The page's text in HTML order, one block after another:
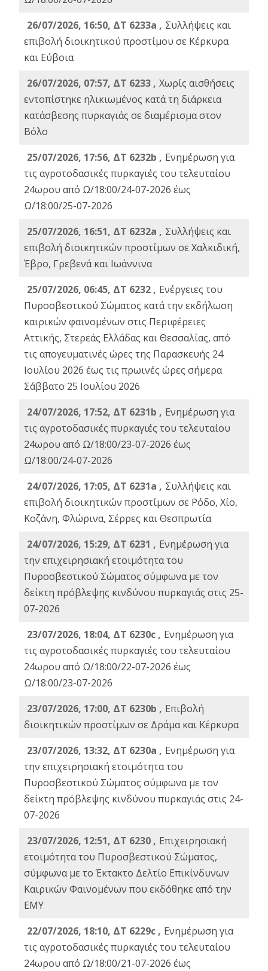
26/07/2026, 16:50, ΔΤ 6233a , Συλλήψεις και
επιβολή διοικητικού προστίμου σε Κέρκυρα
και Εύβοια
26/07/2026, 07:57, ΔΤ 6233 , Χωρίς αισθήσεις
εντοπίστηκε ηλικιωμένος κατά τη διάρκεια
κατάσβεσης πυρκαγιάς σε διαμέρισμα στον
Βόλο
25/07/2026, 17:56, ΔΤ 6232b , Ενημέρωση για
τις αγροτοδασικές πυρκαγιές του τελευταίου
24ωρου από Ω/18:00/24-07-2026 έως
Ω/18:00/25-07-2026
25/07/2026, 16:51, ΔΤ 6232a , Συλλήψεις και
επιβολή διοικητικών προστίμων σε Χαλκιδική,
Έβρο, Γρεβενά και Ιωάννινα
25/07/2026, 06:45, ΔΤ 6232 , Ενέργειες του
Πυροσβεστικού Σώματος κατά την εκδήλωση
καιρικών φαινομένων στις Περιφέρειες
Αττικής, Στερεάς Ελλάδας και Θεσσαλίας, από
τις απογευματινές ώρες της Παρασκευής 24
Ιουλίου 2026 έως τις πρωινές ώρες σήμερα
Σάββατο 25 Ιουλίου 2026
24/07/2026, 17:52, ΔΤ 6231b , Ενημέρωση για
τις αγροτοδασικές πυρκαγιές του τελευταίου
24ωρου από Ω/18:00/23-07-2026 έως
Ω/18:00/24-07-2026
24/07/2026, 17:05, ΔΤ 6231a , Συλλήψεις και
επιβολή διοικητικών προστίμων σε Ρόδο, Χίο,
Κοζάνη, Φλώρινα, Σέρρες και Θεσπρωτία
24/07/2026, 15:29, ΔΤ 6231 , Ενημέρωση για
την επιχειρησιακή ετοιμότητα του
Πυροσβεστικού Σώματος σύμφωνα με τον
δείκτη πρόβλεψης κινδύνου πυρκαγιάς στις 25-
07-2026
23/07/2026, 18:04, ΔΤ 6230c , Ενημέρωση για
τις αγροτοδασικές πυρκαγιές του τελευταίου
24ωρου από Ω/18:00/22-07-2026 έως
Ω/18:00/23-07-2026
23/07/2026, 17:00, ΔΤ 6230b , Επιβολή
διοικητικών προστίμων σε Δράμα και Κέρκυρα
23/07/2026, 13:32, ΔΤ 6230a , Ενημέρωση για
την επιχειρησιακή ετοιμότητα του
Πυροσβεστικού Σώματος σύμφωνα με τον
δείκτη πρόβλεψης κινδύνου πυρκαγιάς στις 24-
07-2026
23/07/2026, 12:51, ΔΤ 6230 , Επιχειρησιακή
ετοιμότητα του Πυροσβεστικού Σώματος,
σύμφωνα με το Έκτακτο Δελτίο Επικίνδυνων
Καιρικών Φαινομένων που εκδόθηκε από την
ΕΜΥ
22/07/2026, 18:10, ΔΤ 6229c , Ενημέρωση για
τις αγροτοδασικές πυρκαγιές του τελευταίου
24ωρου από Ω/18:00/21-07-2026 έως